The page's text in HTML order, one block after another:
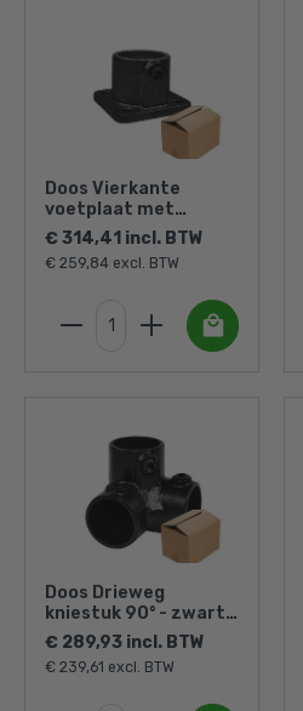
Doos Vierkante
voetplaat met
doorloop - zwart-D /
42,4 mm (30 stuks)
€ 314,41 incl. BTW
€ 259,84 excl. BTW
Doos Drieweg
kniestuk 90° - zwart-
D / 42,4 mm (20
stuks)
€ 289,93 incl. BTW
€ 239,61 excl. BTW